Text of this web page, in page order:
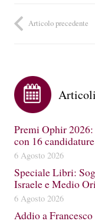
Articolo precedente
Premi Ophir
con 16 candidature
6 Agosto 2026
Speciale Libri:
Israele e Medio
6 Agosto 2026
Addio a